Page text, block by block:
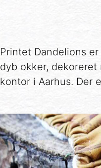
Printet Dandelions
dyb okker,
kontor i Aarhus. Der